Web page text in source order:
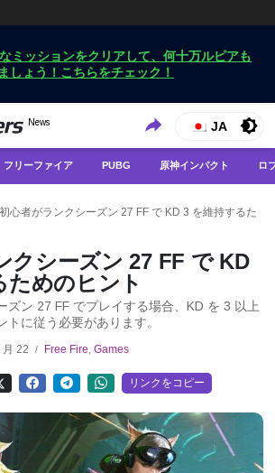
ミッションをクリアして、何十万ルピアも
しょう！こちらをチェック！
VCGamers ニュース
News
VCGamersだけで最新のゲームニュースを入手
JA
フリーファイア PUBG 原神インパクト ロ
初心者がランクシーズン 27 FF で KD 3 を維持するた
クシーズン 27 FF で KD
ためのヒント
ズン 27 FF でプレイする場合、KD を 3 以上
トに従う必要があります。
22 / Free Fire, Games
リンクをコピー